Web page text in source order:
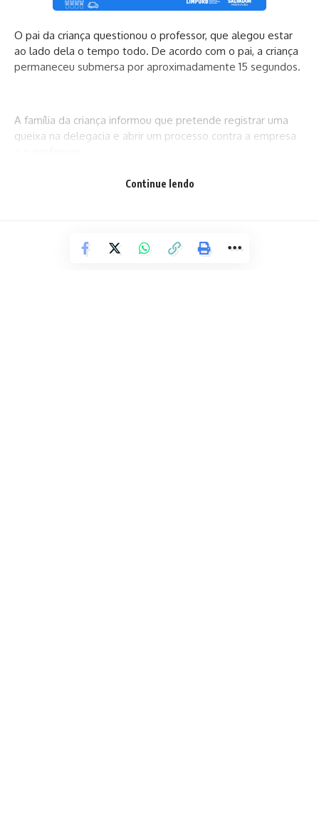
O pai da criança questionou o professor, que alegou estar
ao lado dela o tempo todo. De acordo com o pai, a criança
permaneceu submersa por aproximadamente 15 segundos.
A família da criança informou que pretende registrar uma
queixa na delegacia e abrir um processo contra a empresa
pela instituição.
Continue lendo